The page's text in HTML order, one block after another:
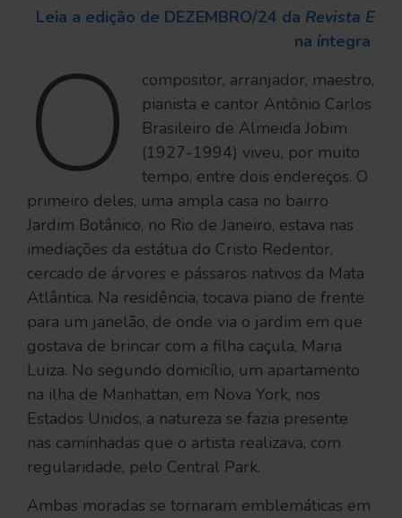
Leia a edição de DEZEMBRO/24 da Revista E
na íntegra
O
compositor, arranjador, maestro,
pianista e cantor Antônio Carlos
Brasileiro de Almeida Jobim
(1927-1994) viveu, por muito
tempo, entre dois endereços. O
primeiro deles, uma ampla casa no bairro
Jardim Botânico, no Rio de Janeiro, estava nas
imediações da estátua do Cristo Redentor,
cercado de árvores e pássaros nativos da Mata
Atlântica. Na residência, tocava piano de frente
para um janelão, de onde via o jardim em que
gostava de brincar com a filha caçula, Maria
Luiza. No segundo domicílio, um apartamento
na ilha de Manhattan, em Nova York, nos
Estados Unidos, a natureza se fazia presente
nas caminhadas que o artista realizava, com
regularidade, pelo Central Park.
Ambas moradas se tornaram emblemáticas em